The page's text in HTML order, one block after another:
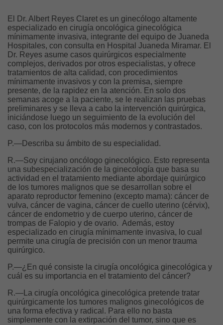
El Dr. Albert Reyes Claret es un ginecólogo altamente
especializado en cirugía oncológica ginecológica
mínimamente invasiva, integrante del equipo de Juaneda
Hospitales, con consulta en Hospital Juaneda Miramar. El
Dr. Reyes asume casos quirúrgicos especialmente
complejos, derivados por otros especialistas, y ofrece
tratamientos de alta calidad, con procedimientos
mínimamente invasivos y con la premisa, siempre
presente, de la rapidez en la atención. En solo dos
semanas acoge a la paciente, se le realizan las pruebas
preliminares y se lleva a cabo la intervención quirúrgica,
iniciándose luego un seguimiento de la evolución del
caso, con los protocolos más modernos y contrastados.
P.—Describa su ámbito de su especialidad.
R.—Soy cirujano oncólogo ginecológico. Esto representa
una subespecialización de la ginecología que basa su
actividad en el tratamiento mediante abordaje quirúrgico
de los tumores malignos que se desarrollan sobre el
aparato reproductor femenino (excepto mama): cáncer de
vulva, cáncer de vagina, cáncer de cuello uterino (cérvix),
cáncer de endometrio y de cuerpo uterino, cáncer de
trompas de Falopio y de ovario. Además, estoy
especializado en cirugía mínimamente invasiva, lo cual
permite una cirugía de precisión con un menor trauma
quirúrgico.
P.—¿En qué consiste la cirugía oncológica ginecológica y
cuál es su importancia en el tratamiento del cáncer?
R.—La cirugía oncológica ginecológica pretende tratar
quirúrgicamente los tumores malignos ginecológicos de
una forma efectiva y radical. Para ello no basta
simplemente con la extirpación del tumor, sino que es